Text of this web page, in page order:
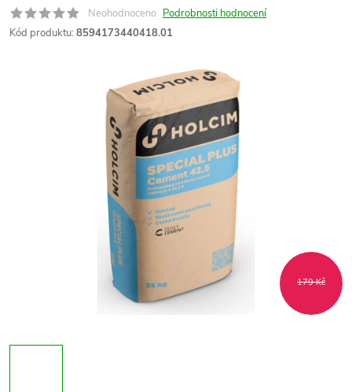
Neohodnoceno Podrobnosti hodnocení
Kód produktu: 8594173440418.01
179 Kč